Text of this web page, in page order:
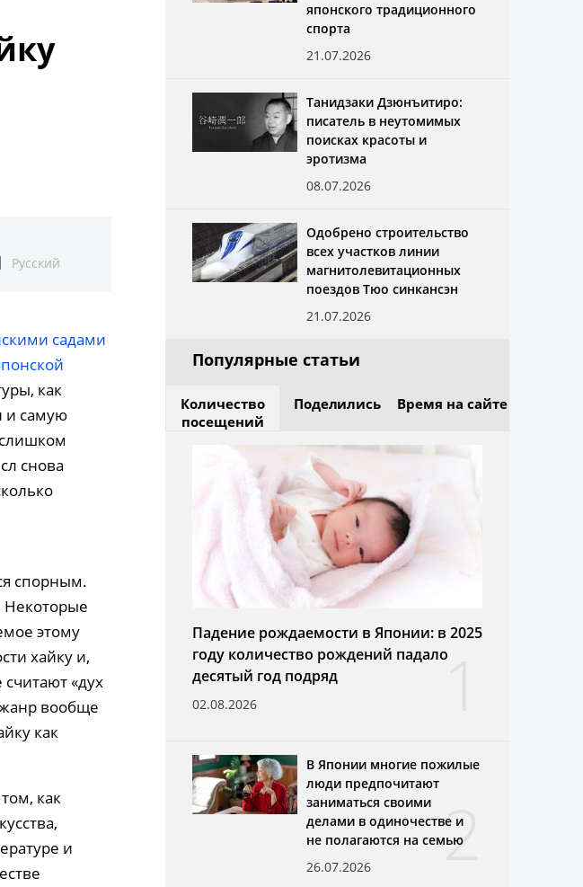
редакции
Русский
садами
как
и самую
снова
спорным.
Некоторые
этому
хайку и,
«дух
жанр вообще
как
как
и
японского традиционного
спорта
21.07.2026
Танидзаки Дзюнъитиро:
писатель в неутомимых
поисках красоты и
эротизма
08.07.2026
Одобрено строительство
всех участков линии
магнитолевитационных
поездов Тюо синкансэн
21.07.2026
Популярные статьи
Количество
посещений
Поделились Время на сайте
1
Падение рождаемости в Японии: в 2025
году количество рождений падало
десятый год подряд
02.08.2026
2
В Японии многие пожилые
люди предпочитают
заниматься своими
делами в одиночестве и
не полагаются на семью
26.07.2026